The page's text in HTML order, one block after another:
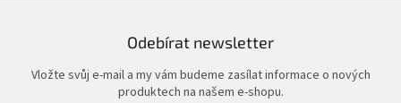
Odebírat newsletter
Vložte svůj e-mail a my vám budeme zasílat informace o nových
produktech na našem e-shopu.